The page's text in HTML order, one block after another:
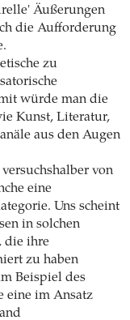
Äußerungen
die Aufforderung
zu
würde man die
Kunst, Literatur,
aus den Augen
von
eine
Uns scheint
in solchen
die ihre
zu haben
Beispiel des
eine im Ansatz